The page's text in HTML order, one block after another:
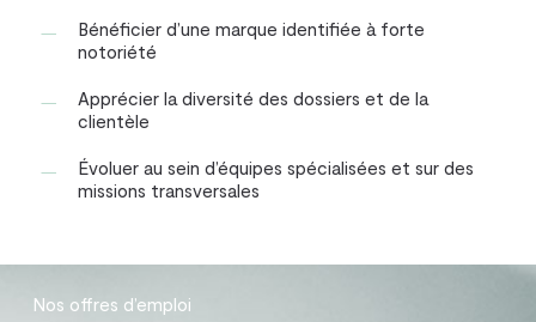
Bénéficier d’une marque identifiée à forte
notoriété
Apprécier la diversité des dossiers et de la
clientèle
Évoluer au sein d’équipes spécialisées et sur des
missions transversales
Nos offres d’emploi